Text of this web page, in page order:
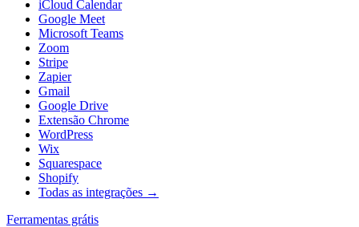
iCloud Calendar
Google Meet
Microsoft Teams
Zoom
Stripe
Zapier
Gmail
Google Drive
Extensão Chrome
WordPress
Wix
Squarespace
Shopify
Todas as integrações →
Ferramentas grátis